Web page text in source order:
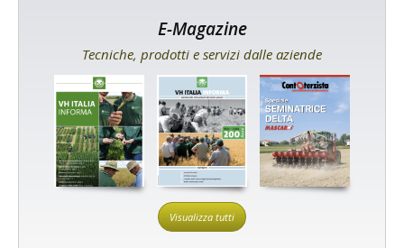
E-Magazine
Tecniche, prodotti e servizi dalle aziende
Visualizza tutti